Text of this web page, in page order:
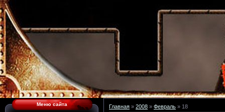
Меню сайта Главная » 2008 » Февраль » 18